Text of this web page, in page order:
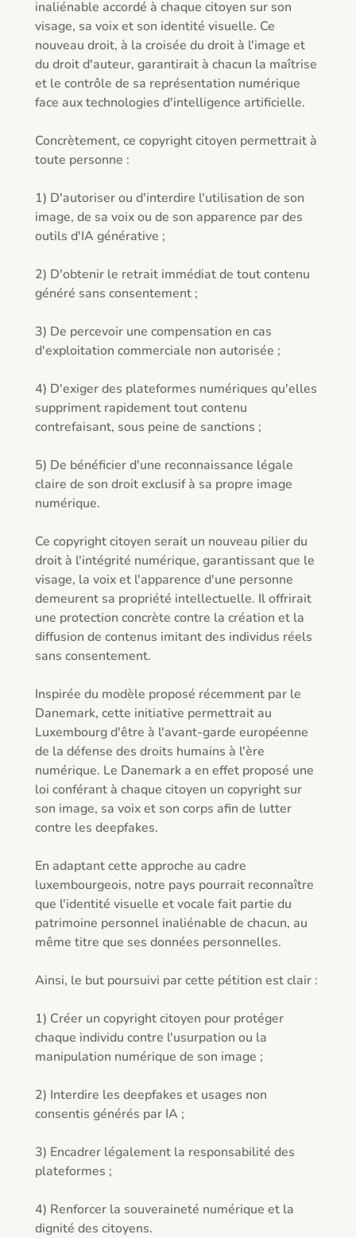
inaliénable accordé à chaque citoyen sur son
visage, sa voix et son identité visuelle. Ce
nouveau droit, à la croisée du droit à l'image et
du droit d'auteur, garantirait à chacun la maîtrise
et le contrôle de sa représentation numérique
face aux technologies d'intelligence artificielle.
Concrètement, ce copyright citoyen permettrait à
toute personne :
1) D'autoriser ou d'interdire l'utilisation de son
image, de sa voix ou de son apparence par des
outils d'IA générative ;
2) D'obtenir le retrait immédiat de tout contenu
généré sans consentement ;
3) De percevoir une compensation en cas
d'exploitation commerciale non autorisée ;
4) D'exiger des plateformes numériques qu'elles
suppriment rapidement tout contenu
contrefaisant, sous peine de sanctions ;
5) De bénéficier d'une reconnaissance légale
claire de son droit exclusif à sa propre image
numérique.
Ce copyright citoyen serait un nouveau pilier du
droit à l'intégrité numérique, garantissant que le
visage, la voix et l'apparence d'une personne
demeurent sa propriété intellectuelle. Il offrirait
une protection concrète contre la création et la
diffusion de contenus imitant des individus réels
sans consentement.
Inspirée du modèle proposé récemment par le
Danemark, cette initiative permettrait au
Luxembourg d'être à l'avant-garde européenne
de la défense des droits humains à l'ère
numérique. Le Danemark a en effet proposé une
loi conférant à chaque citoyen un copyright sur
son image, sa voix et son corps afin de lutter
contre les deepfakes.
En adaptant cette approche au cadre
luxembourgeois, notre pays pourrait reconnaître
que l'identité visuelle et vocale fait partie du
patrimoine personnel inaliénable de chacun, au
même titre que ses données personnelles.
Ainsi, le but poursuivi par cette pétition est clair :
1) Créer un copyright citoyen pour protéger
chaque individu contre l'usurpation ou la
manipulation numérique de son image ;
2) Interdire les deepfakes et usages non
consentis générés par IA ;
3) Encadrer légalement la responsabilité des
plateformes ;
4) Renforcer la souveraineté numérique et la
dignité des citoyens.